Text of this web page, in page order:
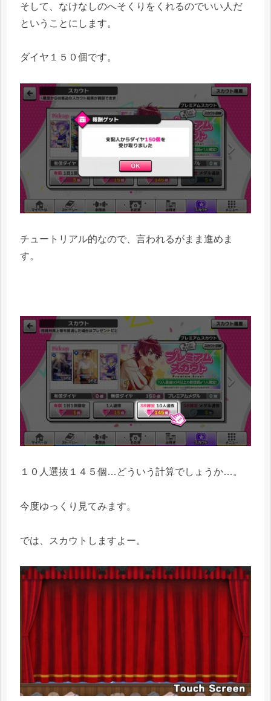
そして、なけなしのへそくりをくれるのでいい人だ
ということにします。
ダイヤ１５０個です。
チュートリアル的なので、言われるがまま進めま
す。
１０人選抜１４５個…どういう計算でしょうか…。
今度ゆっくり見てみます。
では、スカウトしますよー。